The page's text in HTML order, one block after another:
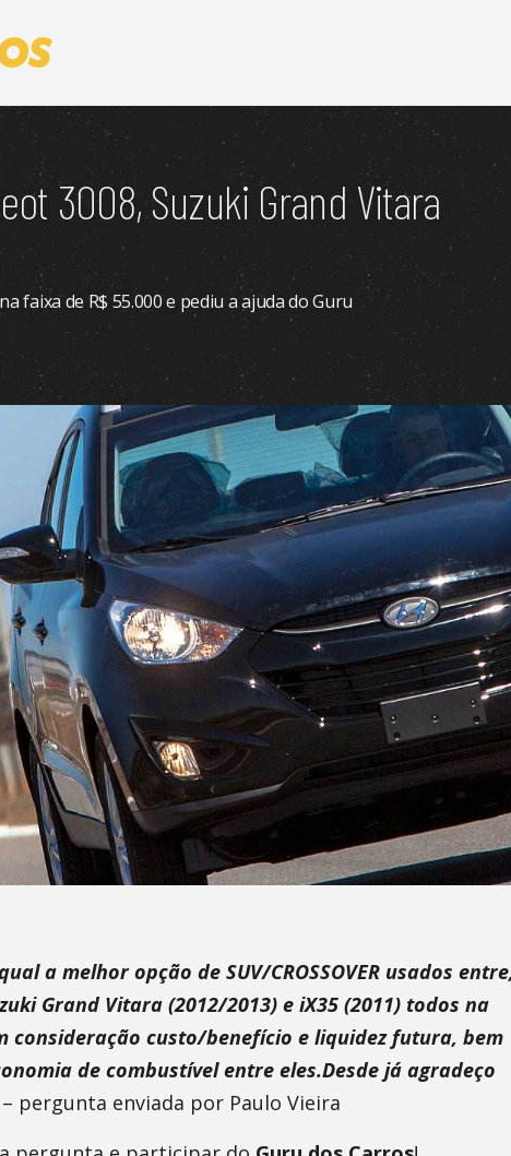
3008, Suzuki Grand Vitara
faixa de R$ 55.000 e pediu a ajuda do Guru
a melhor opção de SUV/CROSSOVER usados
Grand Vitara (2012/2013) e iX35 (2011) todos na
consideração custo/benefício e liquidez futura, bem
de combustível entre eles.Desde já agradeço
– pergunta enviada por Paulo Vieira